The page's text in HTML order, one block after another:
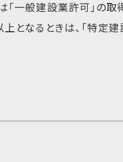
一般建設業許可」の取
なるときは、「特定